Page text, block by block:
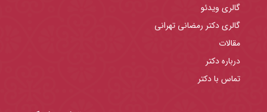
گالری ویدئو
گالری دکتر رمضانی تهرانی
مقالات
درباره دکتر
تماس با دکتر